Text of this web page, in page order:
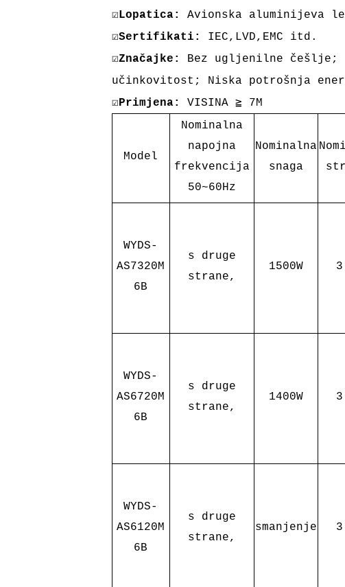
☑Lopatica: Avionska aluminijeva
☑Sertifikati: IEC,LVD,EMC itd.
☑Značajke: Bez ugljenilne češlje;
učinkovitost; Niska potrošnja
☑Primjena: VISINA ≧ 7M
Model
Nominalna
napojna
frekvencija
50~60Hz
Nominalna
snaga
WYDS-
AS7320M
6B
s druge
strane,
1500W
WYDS-
AS6720M
6B
s druge
strane,
1400W
WYDS-
AS6120M
6B
s druge
strane,
smanjenje